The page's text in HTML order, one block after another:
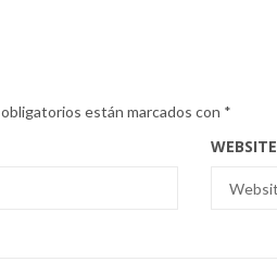
están marcados con *
WEBSITE